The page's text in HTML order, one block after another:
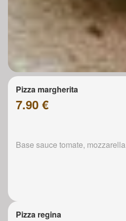
Pizza margherita
7.90 €
Base sauce tomate, mozzarella
Pizza regina